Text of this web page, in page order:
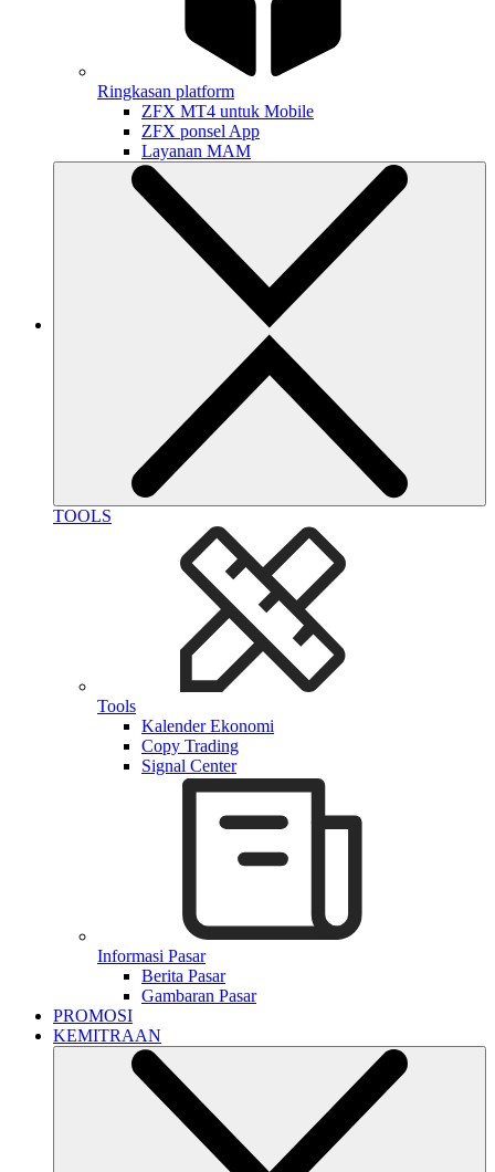
Ringkasan platform
ZFX MT4 untuk Mobile
ZFX ponsel App
Layanan MAM
TOOLS
Tools
Kalender Ekonomi
Copy Trading
Signal Center
Informasi Pasar
Berita Pasar
Gambaran Pasar
PROMOSI
KEMITRAAN